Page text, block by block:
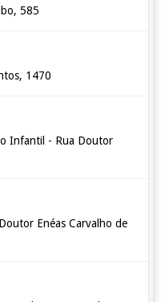
585
1470
Infantil - Rua Doutor
Enéas Carvalho de